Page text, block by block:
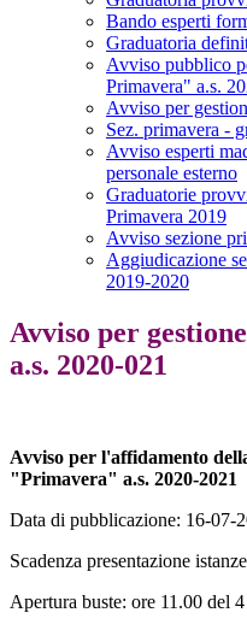
Bando esperti
Graduatoria
Avviso pubblico
Primavera" a.s.
Avviso per
Sez. primavera -
Avviso esperti
personale esterno
Graduatorie
Primavera 2019
Avviso sezione
Aggiudicazione
2019-2020
Avviso per
a.s. 2020-021
Avviso per l'affidamento
"Primavera" a.s. 2020-2021
Data di pubblicazione: 16-07-
Scadenza presentazione
Apertura buste: ore 11.00 del